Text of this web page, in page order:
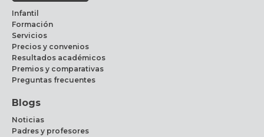
Infantil
Formación
Servicios
Precios y convenios
Resultados académicos
Premios y comparativas
Preguntas frecuentes
Blogs
Noticias
Padres y profesores